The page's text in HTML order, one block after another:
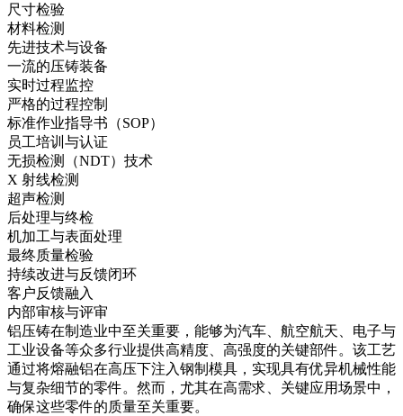
尺寸检验
材料检测
先进技术与设备
一流的压铸装备
实时过程监控
严格的过程控制
标准作业指导书（SOP）
员工培训与认证
无损检测（NDT）技术
X 射线检测
超声检测
后处理与终检
机加工与表面处理
最终质量检验
持续改进与反馈闭环
客户反馈融入
内部审核与评审
铝压铸在制造业中至关重要，能够为汽车、航空航天、电子与
工业设备等众多行业提供高精度、高强度的关键部件。该工艺
通过将熔融铝在高压下注入钢制模具，实现具有优异机械性能
与复杂细节的零件。然而，尤其在高需求、关键应用场景中，
确保这些零件的质量至关重要。